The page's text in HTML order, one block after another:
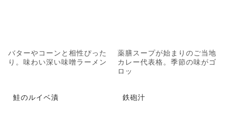
バターやコーンと相性ぴった
り。味わい深い味噌ラーメン
薬膳スープが始まりのご当地
カレー代表格。季節の味がゴ
ロッ
鮭のルイベ漬 鉄砲汁